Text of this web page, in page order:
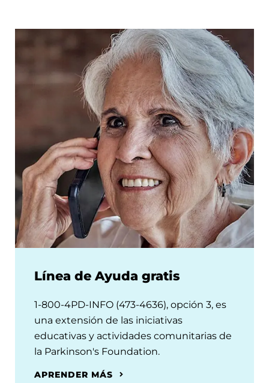
Línea de Ayuda gratis
1-800-4PD-INFO (473-4636), opción 3, es
una extensión de las iniciativas
educativas y actividades comunitarias de
la Parkinson's Foundation.
APRENDER MÁS